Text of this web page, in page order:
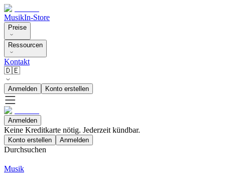
MusikIn-Store
Preise
Ressourcen
Kontakt
🇩🇪
Anmelden Konto erstellen
Anmelden
Keine Kreditkarte nötig. Jederzeit kündbar.
Konto erstellen Anmelden
Durchsuchen
Musik